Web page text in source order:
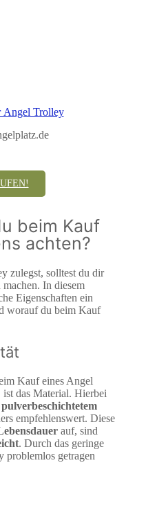
Trolley
beim Kauf
achten?
zulegst, solltest du dir
In diesem
Eigenschaften ein
worauf du beim Kauf
Kauf eines Angel
das Material. Hierbei
pulverbeschichtetem
empfehlenswert. Diese
auf, sind
. Durch das geringe
problemlos getragen